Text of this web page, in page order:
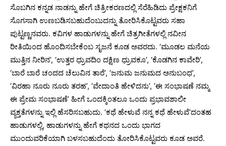
ಸೊಬಗಿನ ಕನ್ನಡ ನಾಡನ್ನು ಹೇಗೆ ಚಿತ್ರೀಕರಣದಲ್ಲಿ ಸೆರೆಹಿಡಿದು ಪ್ರೇಕ್ಷಕನಿಗೆ
ಸೊಗಸಾಗಿ ಉಣಬಡಿಸಬಹುದೆಂಬುದನ್ನು ತೋರಿಸಿಕೊಟ್ಟವರು ಸಹಾ
ಪುಟ್ಟಣ್ಣನವರು. ಕವಿಗಳ ಹಾಡುಗಳನ್ನು ಹೇಗೆ ಚಿತ್ರಗೀತೆಗಳಲ್ಲಿ ನವೀನ
ರೀತಿಯಿಂದ ಹೊಂದಿಸಬೇಕೆಂಬ ಸೃಜನೆ ಕೂಡ ಅವರದು. ‘ಮೂಡಲ ಮನೆಯ
ಮುತ್ತಿನ ನೀರಿನ’, ‘ಉತ್ತರ ಧ್ರುವದಿಂ ದಕ್ಷಿಣ ಧ್ರುವಕೂ’, ‘ಕೊಡಗಿನ ಕಾವೇರಿ’,
‘ಬಾರೆ ಬಾರೆ ಚಂದದ ಚೆಲುವಿನ ತಾರೆ’, ‘ಜನುಮ ಜನುಮದ ಅನುಬಂಧ’,
‘ವಿರಹಾ ನೂರು ನೂರು ತರಹ’, ‘ವೇದಾಂತಿ ಹೇಳಿದನು’, ‘ಈ ಸಂಭಾಷಣೆ ನಮ್ಮ
ಈ ಪ್ರೇಮ ಸಂಭಾಷಣೆ’ ಹೀಗೆ ಒಂದಕ್ಕಿಂತಲೂ ಒಂದು ಪ್ರಭಾವಶಾಲೀ
ವ್ಯಕ್ತತೆಗಳನ್ನು ಇಲ್ಲಿ ಹೆಸರಿಸಬಹುದು. ‘ಕಥೆ ಹೇಳುವೆ ನನ್ನ ಕಥೆ ಹೇಳುವೆ’ದಂತಹ
ಹಾಡುಗಳಲ್ಲಿ, ಹಾಡುಗಳನ್ನು ಹೇಗೆ ಕಥನದ ಒಂದು ಭಾಗದ
ಮುಂದುವರಿಕೆಯಾಗಿ ಬಳಸಬಹುದೆಂದು ತೋರಿಸಿಕೊಟ್ಟವರು ಕೂಡ ಅವರೆ.